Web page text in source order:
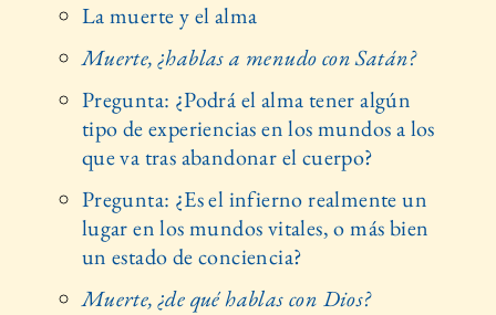
La muerte y el alma
Muerte, ¿hablas a menudo con Satán?
Pregunta: ¿Podrá el alma tener algún
tipo de experiencias en los mundos a los
que va tras abandonar el cuerpo?
Pregunta: ¿Es el infierno realmente un
lugar en los mundos vitales, o más bien
un estado de conciencia?
Muerte, ¿de qué hablas con Dios?